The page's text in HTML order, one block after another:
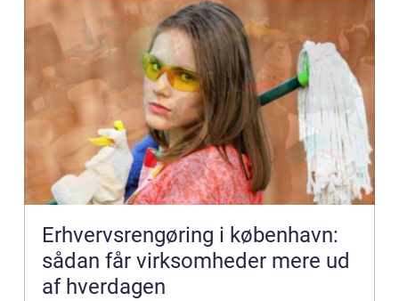
Erhvervsrengøring i københavn:
sådan får virksomheder mere ud
af hverdagen